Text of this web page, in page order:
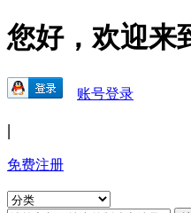
您好，欢迎来
账号登录
|
免费注册